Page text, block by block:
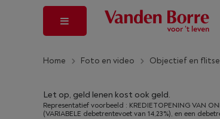
Home Foto en video Objectief en
Let op, geld lenen kost ook geld.
Representatief voorbeeld : KREDIETOPENING VAN
(VARIABELE debetrentevoet van 14,23%), en een